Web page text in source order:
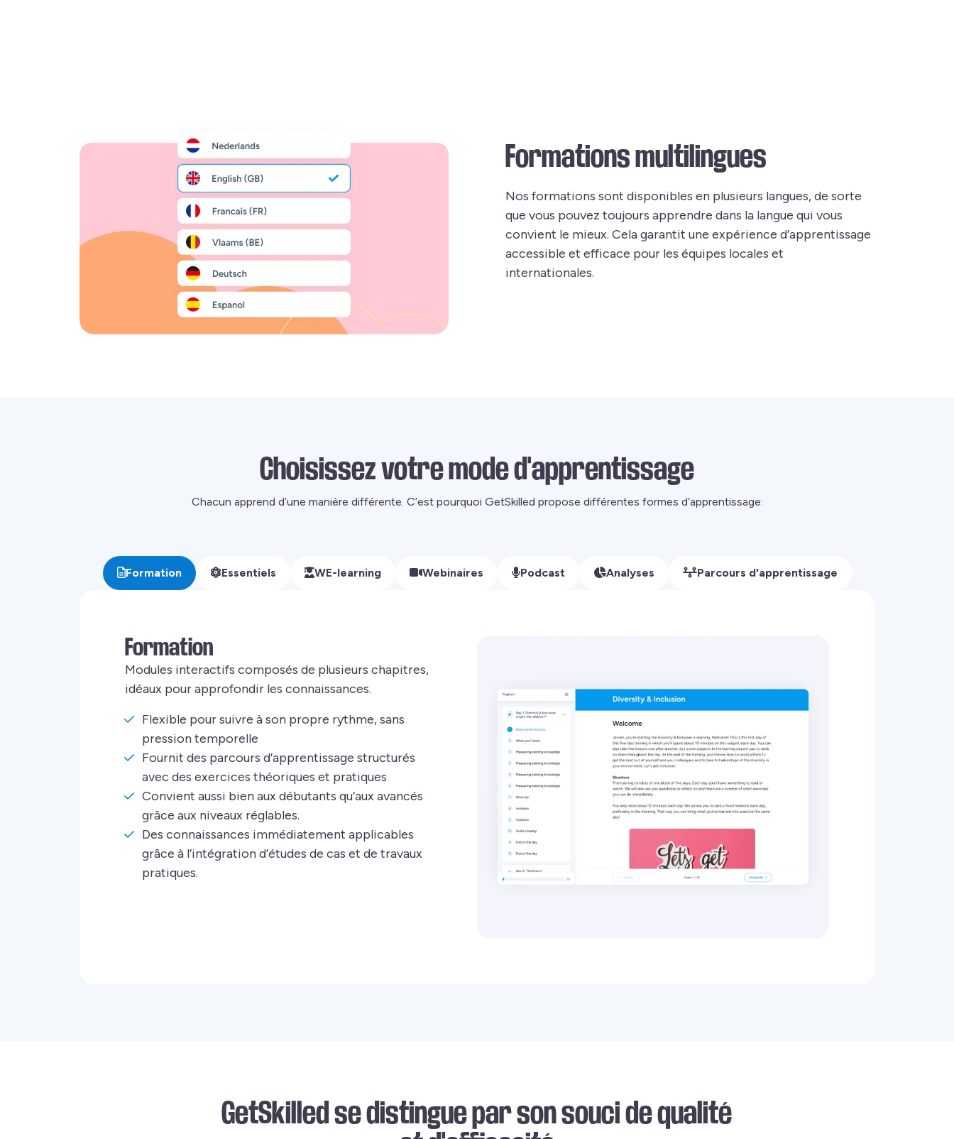
Formations multilingues
Nos formations sont disponibles en plusieurs langues, de sorte
que vous pouvez toujours apprendre dans la langue qui vous
convient le mieux. Cela garantit une expérience d’apprentissage
accessible et efficace pour les équipes locales et
internationales.
Choisissez votre mode d'apprentissage
Chacun apprend d’une manière différente. C’est pourquoi GetSkilled propose différentes formes d’apprentissage:
Formation Essentiels WE-learning Webinaires Podcast Analyses Parcours d'apprentissage
Formation
Modules interactifs composés de plusieurs chapitres,
idéaux pour approfondir les connaissances.
Flexible pour suivre à son propre rythme, sans
pression temporelle
Fournit des parcours d’apprentissage structurés
avec des exercices théoriques et pratiques
Convient aussi bien aux débutants qu’aux avancés
grâce aux niveaux réglables.
Des connaissances immédiatement applicables
grâce à l’intégration d’études de cas et de travaux
pratiques.
GetSkilled se distingue par son souci de qualité